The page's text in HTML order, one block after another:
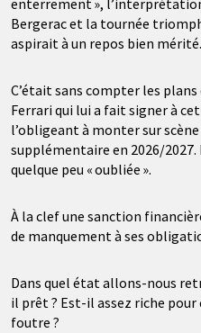
enterrement »,
Bergerac et la tournée
aspirait à un repos bien mérité.
C’était sans compter les
Ferrari qui lui a fait signer à
l’obligeant à monter sur
supplémentaire en 2026/2027.
quelque peu « oubliée ».
À la clef une sanction
de manquement à ses
Dans quel état allons-nous
il prêt ? Est-il assez riche
foutre ?